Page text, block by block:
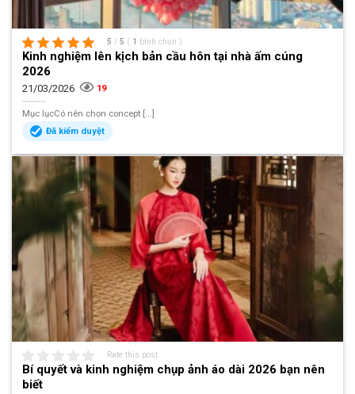
5 / 5 ( 1 bình chọn )
Kinh nghiệm lên kịch bản cầu hôn tại nhà ấm cúng
2026
21/03/2026 19
Mục lụcCó nên chọn concept [...]
Đã kiểm duyệt
Rate this post
Bí quyết và kinh nghiệm chụp ảnh áo dài 2026 bạn nên
biết